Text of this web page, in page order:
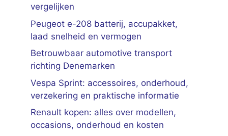
vergelijken
Peugeot e-208 batterij, accupakket,
laad snelheid en vermogen
Betrouwbaar automotive transport
richting Denemarken
Vespa Sprint: accessoires, onderhoud,
verzekering en praktische informatie
Renault kopen: alles over modellen,
occasions, onderhoud en kosten